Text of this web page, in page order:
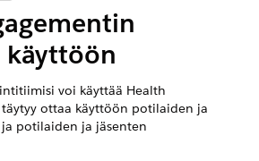
voi käyttää Health
ottaa käyttöön potilaiden ja
potilaiden ja jäsenten